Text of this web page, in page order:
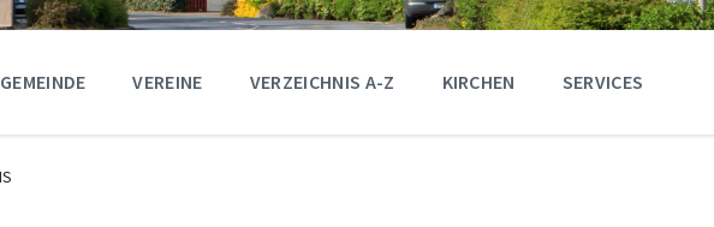
VEREINE VERZEICHNIS A-Z KIRCHEN SERVICES